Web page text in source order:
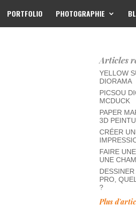
PORTFOLIO PHOTOGRAPHIE
Articles
YELLOW
DIORAMA
PICSOU
MCDUCK
PAPER
3D
CRÉER
FAIRE
UNE
PRO,
?
Plus